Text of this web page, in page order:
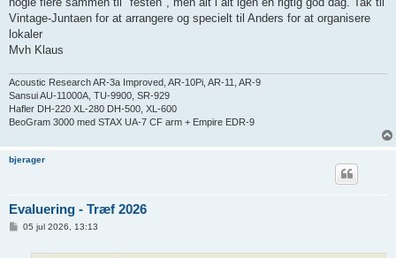
Vintage-Juntaen for at arrangere og specielt til Anders for at organisere
lokaler
Mvh Klaus
Acoustic Research AR-3a Improved, AR-10Pi, AR-11, AR-9
Sansui AU-11000A, TU-9900, SR-929
Hafler DH-220 XL-280 DH-500, XL-600
BeoGram 3000 med STAX UA-7 CF arm + Empire EDR-9
bjerager
Evaluering - Træf 2026
05 jul 2026, 13:13